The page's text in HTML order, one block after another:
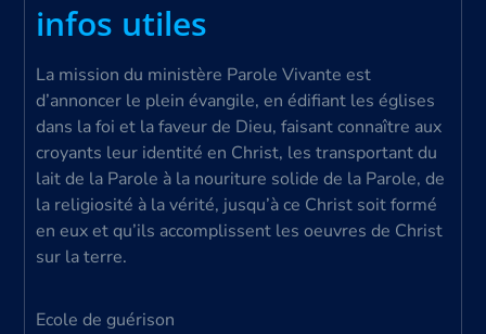
infos utiles
La mission du ministère Parole Vivante est
d’annoncer le plein évangile, en édifiant les églises
dans la foi et la faveur de Dieu, faisant connaître aux
croyants leur identité en Christ, les transportant du
lait de la Parole à la nouriture solide de la Parole, de
la religiosité à la vérité, jusqu’à ce Christ soit formé
en eux et qu’ils accomplissent les oeuvres de Christ
sur la terre.
Ecole de guérison